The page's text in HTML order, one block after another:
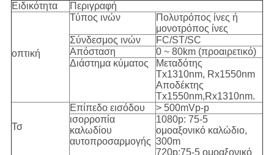
Ειδικότητα Περιγραφή
οπτική
Τύπος ινών
Πολυτρόπος ίνες ή
μονοτρόπος ίνες
Σύνδεσμος ινών
FC/ST/SC
Απόσταση
0 ~ 80km (προαιρετικό)
Διάστημα κύματος
Μεταδότης
Tx1310nm, Rx1550nm
Αποδέκτης
Tx1550nm,Rx1310nm.
Τσ
Επίπεδο εισόδου
> 500mVp-p
ισορροπία
καλωδίου
αυτοπροσαρμογής
1080p: 75-5
ομοαξονικό καλώδιο,
300m
720p:75-5 ομοαξονικό